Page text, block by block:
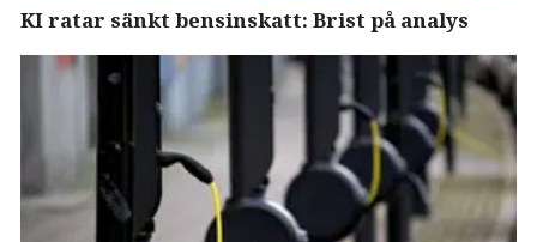
KI ratar sänkt bensinskatt: Brist på analys